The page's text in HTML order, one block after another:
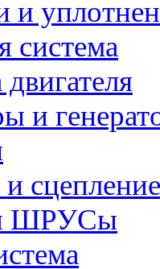
и
система
и
сцепление
ШРУСы